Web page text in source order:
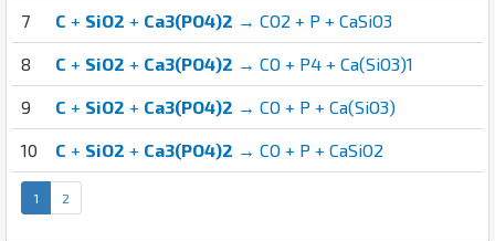
7 C + SiO2 + Ca3(PO4)2 → CO2 + P + CaSiO3
8 C + SiO2 + Ca3(PO4)2 → CO + P4 + Ca(SiO3)1
9 C + SiO2 + Ca3(PO4)2 → CO + P + Ca(SiO3)
10 C + SiO2 + Ca3(PO4)2 → CO + P + CaSiO2
1 2